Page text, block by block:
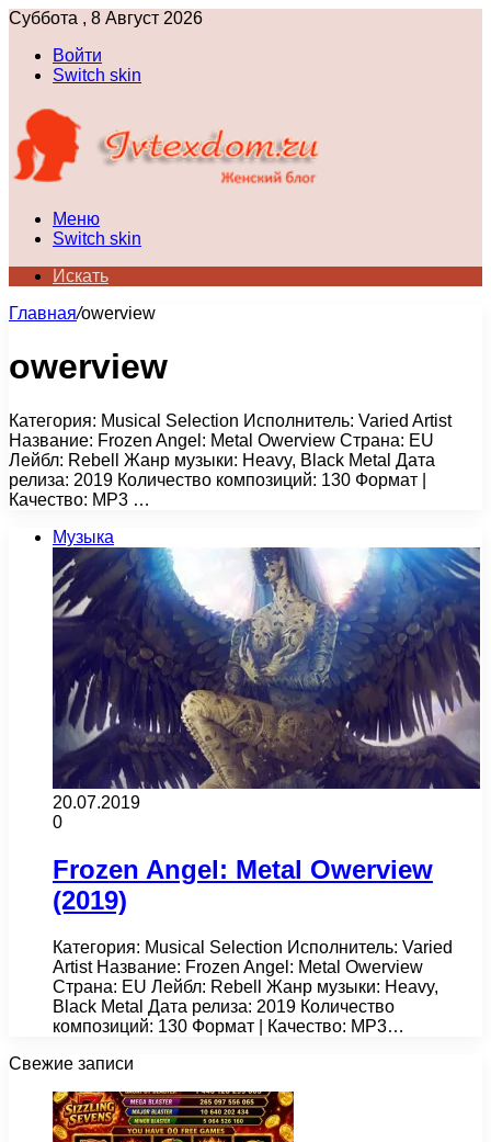
Суббота , 8 Август 2026
Войти
Switch skin
Меню
Switch skin
Искать
Главная/owerview
owerview
Категория: Musical Selection Исполнитель: Varied Artist
Название: Frozen Angel: Metal Owerview Страна: EU
Лейбл: Rebell Жанр музыки: Heavy, Black Metal Дата
релиза: 2019 Количество композиций: 130 Формат |
Качество: MP3 …
Музыка
20.07.2019
0
Frozen Angel: Metal Owerview
(2019)
Категория: Musical Selection Исполнитель: Varied
Artist Название: Frozen Angel: Metal Owerview
Страна: EU Лейбл: Rebell Жанр музыки: Heavy,
Black Metal Дата релиза: 2019 Количество
композиций: 130 Формат | Качество: MP3…
Свежие записи